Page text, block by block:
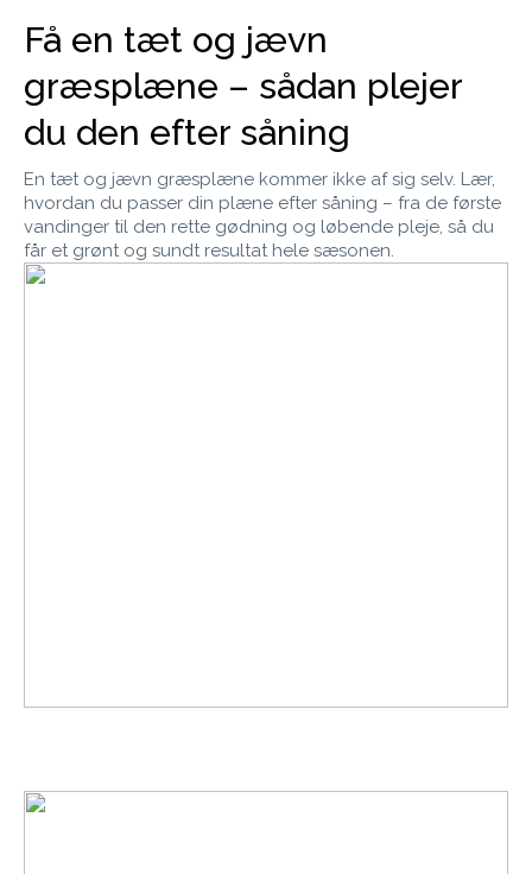
Få en tæt og jævn
græsplæne – sådan plejer
du den efter såning
En tæt og jævn græsplæne kommer ikke af sig selv. Lær,
hvordan du passer din plæne efter såning – fra de første
vandinger til den rette gødning og løbende pleje, så du
får et grønt og sundt resultat hele sæsonen.